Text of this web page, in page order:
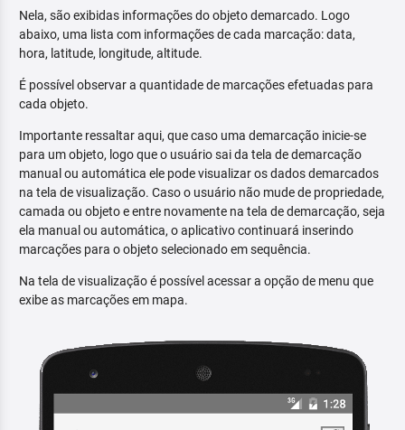
Nela, são exibidas informações do objeto demarcado. Logo
abaixo, uma lista com informações de cada marcação: data,
hora, latitude, longitude, altitude.
É possível observar a quantidade de marcações efetuadas para
cada objeto.
Importante ressaltar aqui, que caso uma demarcação inicie-se
para um objeto, logo que o usuário sai da tela de demarcação
manual ou automática ele pode visualizar os dados demarcados
na tela de visualização. Caso o usuário não mude de propriedade,
camada ou objeto e entre novamente na tela de demarcação, seja
ela manual ou automática, o aplicativo continuará inserindo
marcações para o objeto selecionado em sequência.
Na tela de visualização é possível acessar a opção de menu que
exibe as marcações em mapa.